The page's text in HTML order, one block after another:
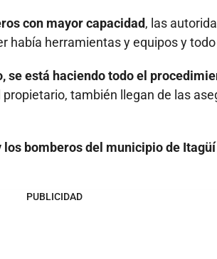
con mayor capacidad, las
había herramientas y equipos y
se está haciendo todo el
propietario, también llegan de las
bomberos del municipio de
PUBLICIDAD